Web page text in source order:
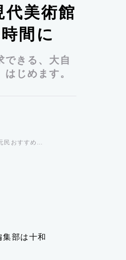
美術館
間に
できる、大自
じめます。
民おすすめ…
集部は十和